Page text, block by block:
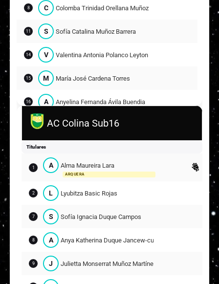
8 C Colomba Trinidad Orellana Muñoz
11 S Sofía Catalina Muñoz Barrera
14 V Valentina Antonia Polanco Leyton
15 M María José Cardena Torres
16 A Anyelina Fernanda Ávila Buendia
E Emily Michelle Oyola Chung
12 E Emilia Eugenia Benavides Providell
ARQUERA
10 M Maura Ariana Venegas Labra
13 R Renata Stephanía González Pablaza
19 A Antonia Jesús Cid Estay
20 E Emely del Mar Perdomo Palomar
AC Colina Sub16
Titulares
1 A Alma Maureira Lara
ARQUERA
2 L Lyubitza Basic Rojas
7 S Sofía Ignacia Duque Campos
8 A Anya Katherina Duque Jancew-cudier
9 J Julietta Monserrat Muñoz Martínez